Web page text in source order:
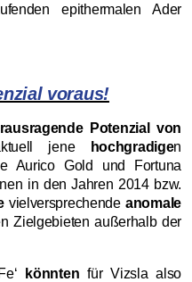
epithermalen Ader
voraus!
Potenzial von
jene hochgradigen
Aurico Gold und Fortuna
in den Jahren 2014 bzw.
vielversprechendeanomale
Zielgebieten außerhalb der
könnten für Vizsla also